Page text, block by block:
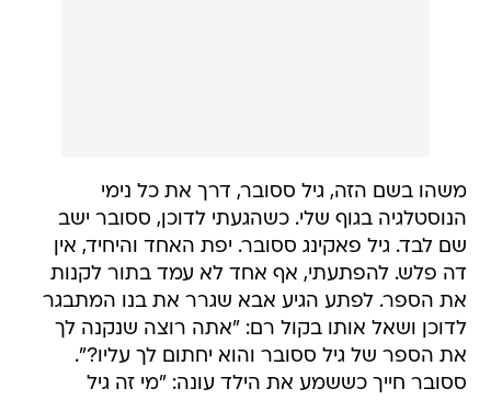
משהו בשם הזה, גיל ססובר, דרך את כל נימי
הנוסטלגיה בגוף שלי. כשהגעתי לדוכן, ססובר ישב
שם לבד. גיל פאקינג ססובר. יפת האחד והיחיד, אין
דה פלש. להפתעתי, אף אחד לא עמד בתור לקנות
את הספר. לפתע הגיע אבא שגרר את בנו המתבגר
לדוכן ושאל אותו בקול רם: "אתה רוצה שנקנה לך
את הספר של גיל ססובר והוא יחתום לך עליו?".
ססובר חייך כששמע את הילד עונה: "מי זה גיל